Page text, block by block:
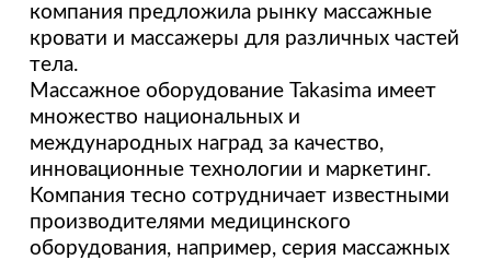
компания предложила рынку массажные
кровати и массажеры для различных частей
тела.
Массажное оборудование Takasima имеет
множество национальных и
международных наград за качество,
инновационные технологии и маркетинг.
Компания тесно сотрудничает известными
производителями медицинского
оборудования, например, серия массажных